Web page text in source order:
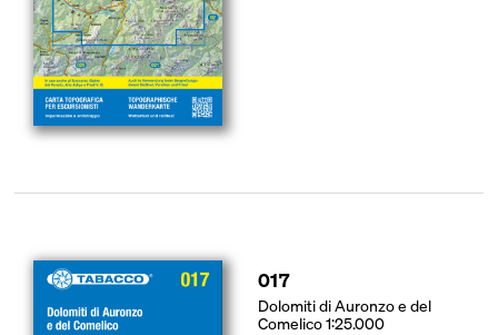
017
Dolomiti di Auronzo e del
Comelico 1:25.000